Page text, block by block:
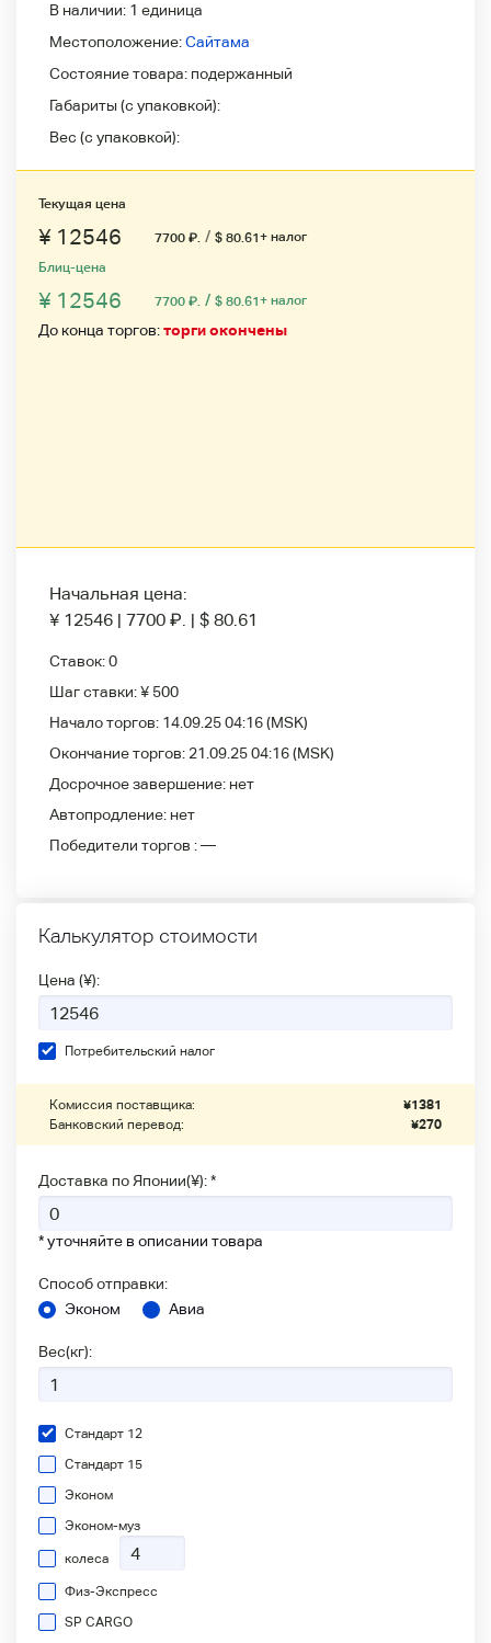
В наличии: 1 единица
Местоположение:Сайтама
Состояние товара: подержанный
Габариты (с упаковкой):
Вес (с упаковкой):
Текущая цена
¥ 12546 7700 ₽. / $ 80.61+ налог
Блиц-цена
¥ 12546 7700 ₽. / $ 80.61+ налог
До конца торгов:торги окончены
Начальная цена:
¥ 12546 | 7700 ₽. | $ 80.61
Ставок:0
Шаг ставки:¥ 500
Начало торгов: 14.09.25 04:16(MSK)
Окончание торгов: 21.09.25 04:16(MSK)
Досрочное завершение: нет
Автопродление: нет
Победители
торгов :—
Калькулятор стоимости
Цена (¥):
Потребительский налог
Комиссия поставщика: ¥1381
Банковский перевод:
¥270
Доставка по Японии(¥): *
* уточняйте в описании товара
Способ отправки:
Эконом
Авиа
Вес(кг):
Стандарт 12
Стандарт 15
Эконом
Эконом-муз
колеса
Физ-Экспресс
SP CARGO